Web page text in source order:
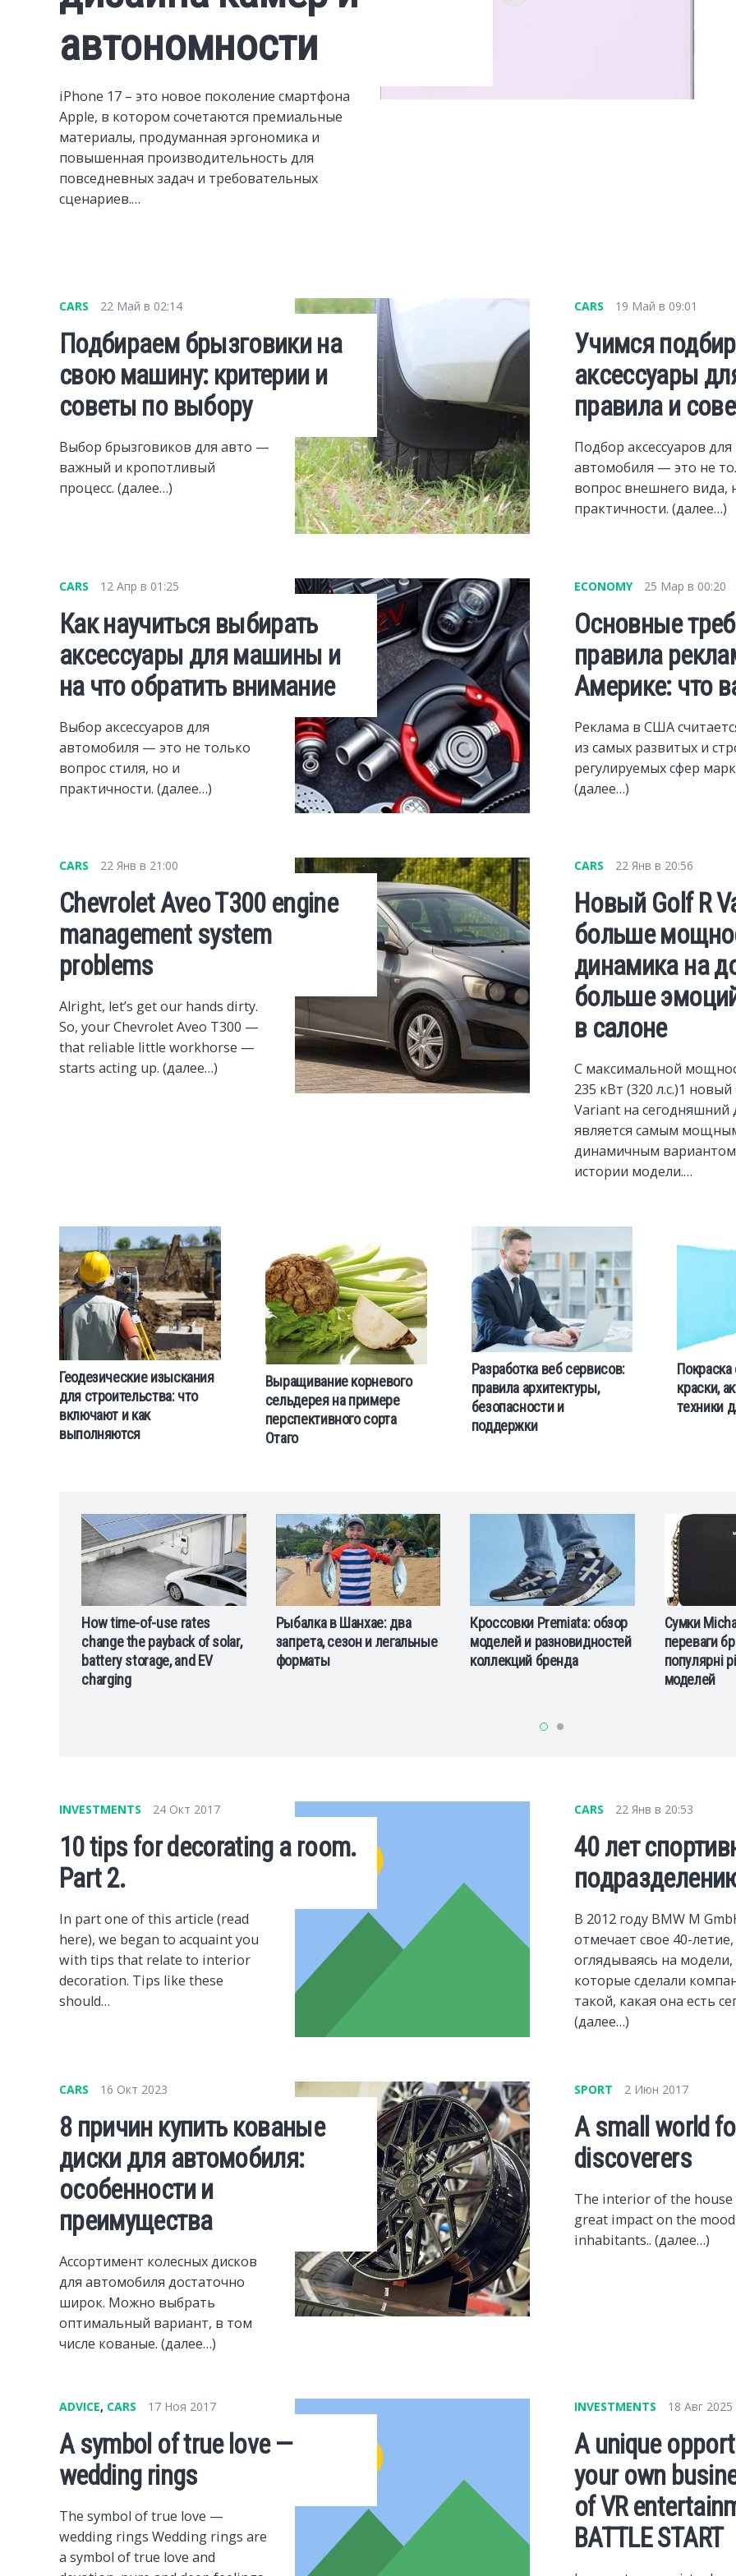
автономности
iPhone 17 – это новое поколение смартфона
Apple, в котором сочетаются премиальные
материалы, продуманная эргономика и
повышенная производительность для
повседневных задач и требовательных
сценариев.…
CARS 22 Май в 02:14
Подбираем брызговики на
свою машину: критерии и
советы по выбору
Выбор брызговиков для авто —
важный и кропотливый
процесс. (далее…)
CARS 19 Май в 09:01
Учимся
аксессуары
правила и
Подбор аксессуаров для
автомобиля — это не
вопрос внешнего вида,
практичности. (далее…)
CARS 12 Апр в 01:25
Как научиться выбирать
аксессуары для машины и
на что обратить внимание
Выбор аксессуаров для
автомобиля — это не только
вопрос стиля, но и
практичности. (далее…)
ECONOMY 25 Мар в 00:20
Основные
правила
Америке: что
Реклама в США
из самых развитых и
регулируемых сфер
(далее…)
CARS 22 Янв в 21:00
Chevrolet Aveo T300 engine
management system
problems
Alright, let’s get our hands dirty.
So, your Chevrolet Aveo T300 —
that reliable little workhorse —
starts acting up. (далее…)
CARS 22 Янв в 20:56
Новый Golf R
больше
динамика на
больше
в салоне
С максимальной
235 кВт (320 л.с.)1 новый
Variant на сегодняшний
является самым
динамичным
истории модели.…
Геодезические изыскания
для строительства: что
включают и как
выполняются
Выращивание корневого
сельдерея на примере
перспективного сорта
Отаго
Разработка веб сервисов:
правила архитектуры,
безопасности и
поддержки
краски,
техники
Рыбалка в Шанхае: два
запрета, сезон и легальные
форматы
Кроссовки Premiata: обзор
моделей и разновидностей
коллекций бренда
Сумки Michael Kors:
переваги бренду та
популярні різновиди
CP
технологии
INVESTMENTS 24 Окт 2017
10 tips for decorating a room.
Part 2.
In part one of this article (read
here), we began to acquaint you
with tips that relate to interior
decoration. Tips like these
should…
CARS 22 Янв в 20:53
40 лет
В 2012 году BMW M
отмечает свое 40-летие,
оглядываясь на модели,
которые сделали
такой, какая она есть
(далее…)
CARS 16 Окт 2023
8 причин купить кованые
диски для автомобиля:
особенности и
преимущества
Ассортимент колесных дисков
для автомобиля достаточно
широк. Можно выбрать
оптимальный вариант, в том
числе кованые. (далее…)
SPORT 2 Июн 2017
A small world
discoverers
The interior of the house
great impact on the
inhabitants.. (далее…)
ADVICE, CARS 17 Ноя 2017
A symbol of true love —
wedding rings
The symbol of true love —
wedding rings Wedding rings are
a symbol of true love and
INVESTMENTS 18 Авг 2025
A unique
your own
of VR
BATTLE START